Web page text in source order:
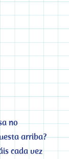
no
arriba?
cada vez